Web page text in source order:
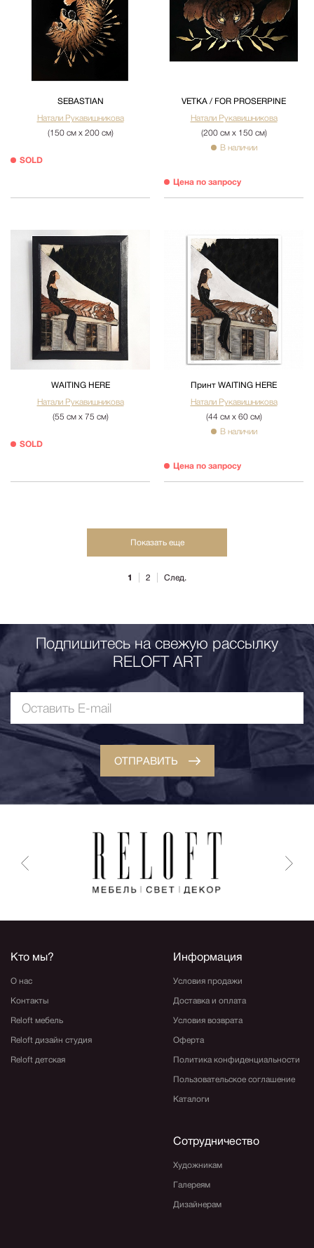
SEBASTIAN
Натали Рукавишникова
(150 см х 200 см)
SOLD
VETKA / FOR PROSERPINE
Натали Рукавишникова
(200 см х 150 см)
В наличии
Цена по запросу
WAITING HERE
Натали Рукавишникова
(55 см х 75 см)
SOLD
Принт WAITING HERE
Натали Рукавишникова
(44 см х 60 см)
В наличии
Цена по запросу
Показать еще
1 2 След.
Подпишитесь на свежую рассылку
RELOFT ART
ОТПРАВИТЬ
Кто мы?
О нас
Контакты
Reloft мебель
Reloft дизайн студия
Reloft детская
Информация
Условия продажи
Доставка и оплата
Условия возврата
Оферта
Политика конфиденциальности
Пользовательское соглашение
Каталоги
Сотрудничество
Художникам
Галереям
Дизайнерам